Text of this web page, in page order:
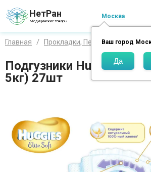
НетРан
Медицинские товары
Москва
Ваш город
Главная Прокладки, Пеленки,
Подгузники Huggies
5кг) 27шт